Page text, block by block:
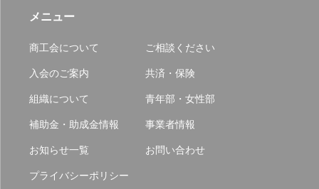
メニュー
商工会について ご相談ください
入会のご案内 共済・保険
組織について 青年部・女性部
補助金・助成金情報 事業者情報
お知らせ一覧 お問い合わせ
プライバシーポリシー